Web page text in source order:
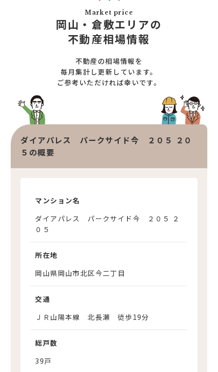
住宅売却サポート
不動産売却サポート
査定依頼
不動産の相場情報
不動産を探す
物件検索
お知らせ一覧
不動産コラム
オンライン相談サービス
Market price
岡山・倉敷エリアの
不動産相場情報
不動産の相場情報を
毎月集計し更新しています。
ご参考いただければ幸いです。
ダイアパレス パークサイド今 ２０５ ２０
５の概要
マンション名
ダイアパレス パークサイド今 ２０５ ２
０５
所在地
岡山県岡山市北区今二丁目
交通
ＪＲ山陽本線 北長瀬 徒歩19分
総戸数
39戸